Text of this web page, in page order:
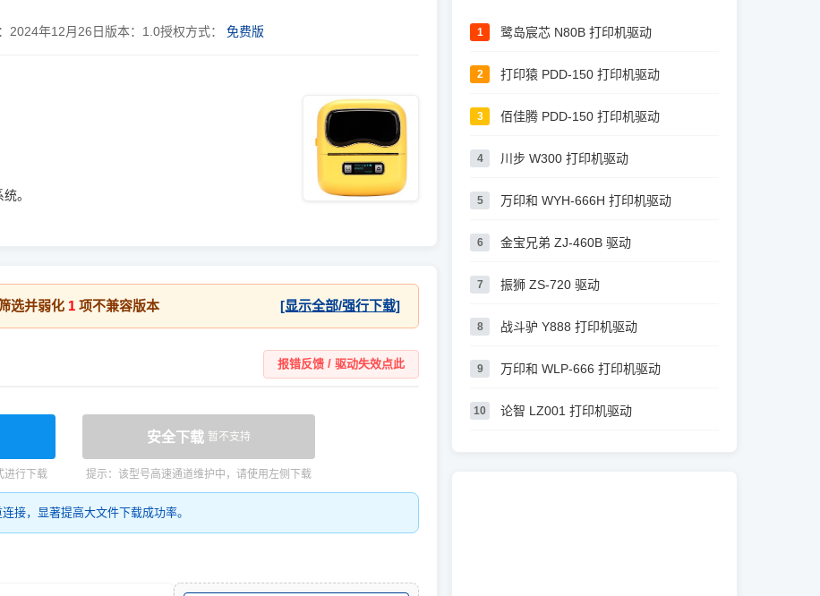
2024年12月26日 版本： 1.0授权方式： 免费版
。
选并弱化 1 项不兼容版本 [显示全部/强行下载]
报错反馈 / 驱动失效点此
进行下载
安全下载 暂不支持
提示：该型号高速通道维护中，请使用左侧下载
接，显著提高大文件下载成功率。
1 鹭岛宸芯 N80B 打印机驱动
2 打印猿 PDD-150 打印机驱动
3 佰佳腾 PDD-150 打印机驱动
4 川步 W300 打印机驱动
5 万印和 WYH-666H 打印机驱动
6 金宝兄弟 ZJ-460B 驱动
7 振狮 ZS-720 驱动
8 战斗驴 Y888 打印机驱动
9 万印和 WLP-666 打印机驱动
10 论智 LZ001 打印机驱动